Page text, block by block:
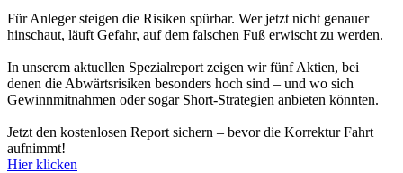
Für Anleger steigen die Risiken spürbar. Wer jetzt nicht genauer
hinschaut, läuft Gefahr, auf dem falschen Fuß erwischt zu werden.
In unserem aktuellen Spezialreport zeigen wir fünf Aktien, bei
denen die Abwärtsrisiken besonders hoch sind – und wo sich
Gewinnmitnahmen oder sogar Short-Strategien anbieten könnten.
Jetzt den kostenlosen Report sichern – bevor die Korrektur Fahrt
aufnimmt!
Hier klicken